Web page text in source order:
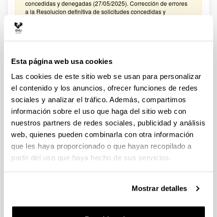
Esta página web usa cookies
Las cookies de este sitio web se usan para personalizar
el contenido y los anuncios, ofrecer funciones de redes
sociales y analizar el tráfico. Además, compartimos
información sobre el uso que haga del sitio web con
nuestros partners de redes sociales, publicidad y análisis
web, quienes pueden combinarla con otra información
que les haya proporcionado o que hayan recopilado a
partir del uso que haya hecho de sus servicios.
Mostrar detalles
concedidas y denegadas (27/05/2025). Corrección de errores
a la Resolucion definitiva de solicitudes concedidas y
CONVOCATORIA PROYECTOS DE COLABORACIÓN
Plazo de presentación cerrado: 15/01/2025 - 05/02/2025
El plazo para presentar solicitudes finaliza el 5 de febrero de
2025 a las 14:00. Hasta el 27 de enero de 2025: Para
manifestar el interés en participar en la convocatoria. Hasta el
31 de enero de 2025: Para la remisión a
convocatoriasestatales.dgi@ehu.es del ANEXO
PRESUPUESTO
CONVOCATORIA PROYECTOS DE COLABORACIÓN
PÚBLICO-PRIVADA 2023
Plazo de presentación cerrado: 30/01/2024 - 20/02/2024
2024 a las 14:00. Hasta el 12 de febrero de 2024: Para